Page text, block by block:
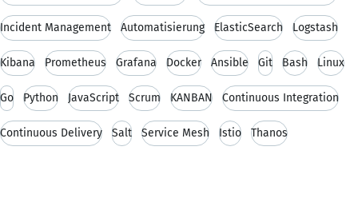
Incident Management Automatisierung ElasticSearch Logstash
Kibana Prometheus Grafana Docker Ansible Git Bash Linux
Go Python JavaScript Scrum KANBAN Continuous Integration
Continuous Delivery Salt Service Mesh Istio Thanos